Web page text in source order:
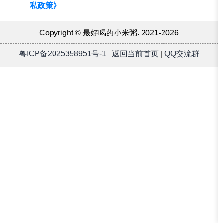
私政策》
️Copyright © 最好喝的小米粥. 2021-2026
粤ICP备2025398951号-1 返回当前首页 QQ交流群